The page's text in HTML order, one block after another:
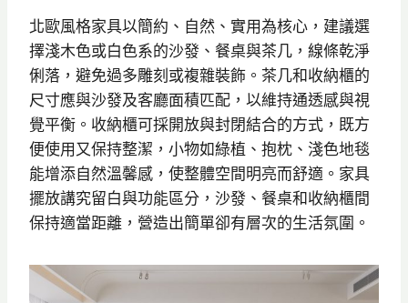
北歐風格家具以簡約、自然、實用為核心，建議選
擇淺木色或白色系的沙發、餐桌與茶几，線條乾淨
俐落，避免過多雕刻或複雜裝飾。茶几和收納櫃的
尺寸應與沙發及客廳面積匹配，以維持通透感與視
覺平衡。收納櫃可採開放與封閉結合的方式，既方
便使用又保持整潔，小物如綠植、抱枕、淺色地毯
能增添自然溫馨感，使整體空間明亮而舒適。家具
擺放講究留白與功能區分，沙發、餐桌和收納櫃間
保持適當距離，營造出簡單卻有層次的生活氛圍。